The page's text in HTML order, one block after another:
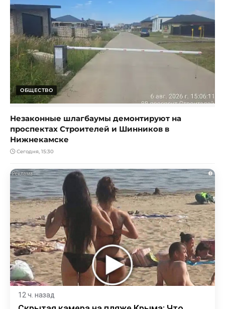
ОБЩЕСТВО
Незаконные шлагбаумы демонтируют на
проспектах Строителей и Шинников в
Нижнекамске
Сегодня, 15:30
i
12 ч. назад